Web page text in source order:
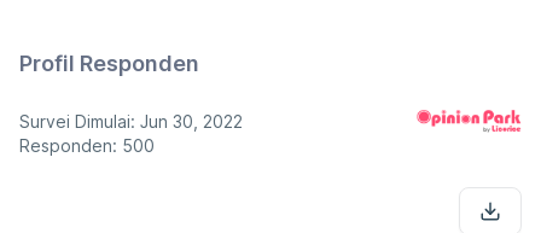
Profil Responden
Survei Dimulai: Jun 30, 2022
Responden: 500